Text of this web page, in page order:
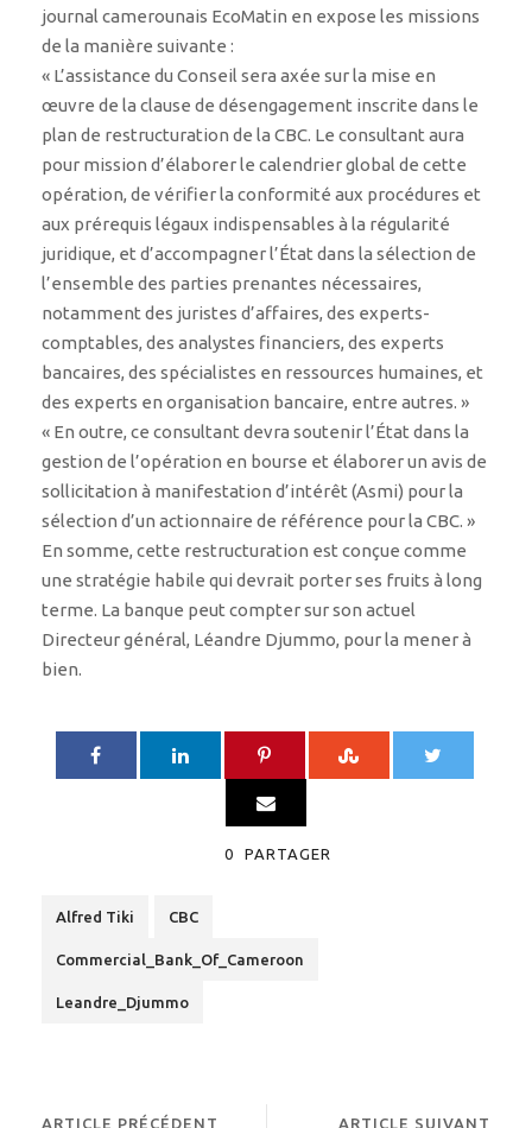
journal camerounais EcoMatin en expose les missions
de la manière suivante :
« L’assistance du Conseil sera axée sur la mise en
œuvre de la clause de désengagement inscrite dans le
plan de restructuration de la CBC. Le consultant aura
pour mission d’élaborer le calendrier global de cette
opération, de vérifier la conformité aux procédures et
aux prérequis légaux indispensables à la régularité
juridique, et d’accompagner l’État dans la sélection de
l’ensemble des parties prenantes nécessaires,
notamment des juristes d’affaires, des experts-
comptables, des analystes financiers, des experts
bancaires, des spécialistes en ressources humaines, et
des experts en organisation bancaire, entre autres. »
« En outre, ce consultant devra soutenir l’État dans la
gestion de l’opération en bourse et élaborer un avis de
sollicitation à manifestation d’intérêt (Asmi) pour la
sélection d’un actionnaire de référence pour la CBC. »
En somme, cette restructuration est conçue comme
une stratégie habile qui devrait porter ses fruits à long
terme. La banque peut compter sur son actuel
Directeur général, Léandre Djummo, pour la mener à
bien.
0 PARTAGER
Alfred Tiki CBC
Commercial_Bank_Of_Cameroon
Leandre_Djummo
ARTICLE PRÉCÉDENT ARTICLE SUIVANT